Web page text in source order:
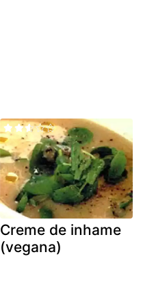
Creme de inhame
(vegana)